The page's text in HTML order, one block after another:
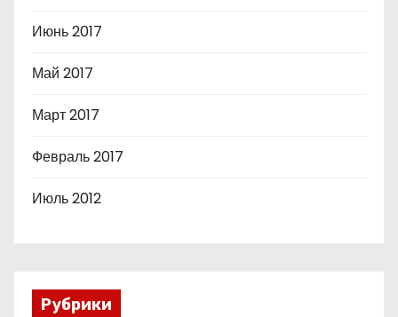
Июнь 2017
Май 2017
Март 2017
Февраль 2017
Июль 2012
Рубрики